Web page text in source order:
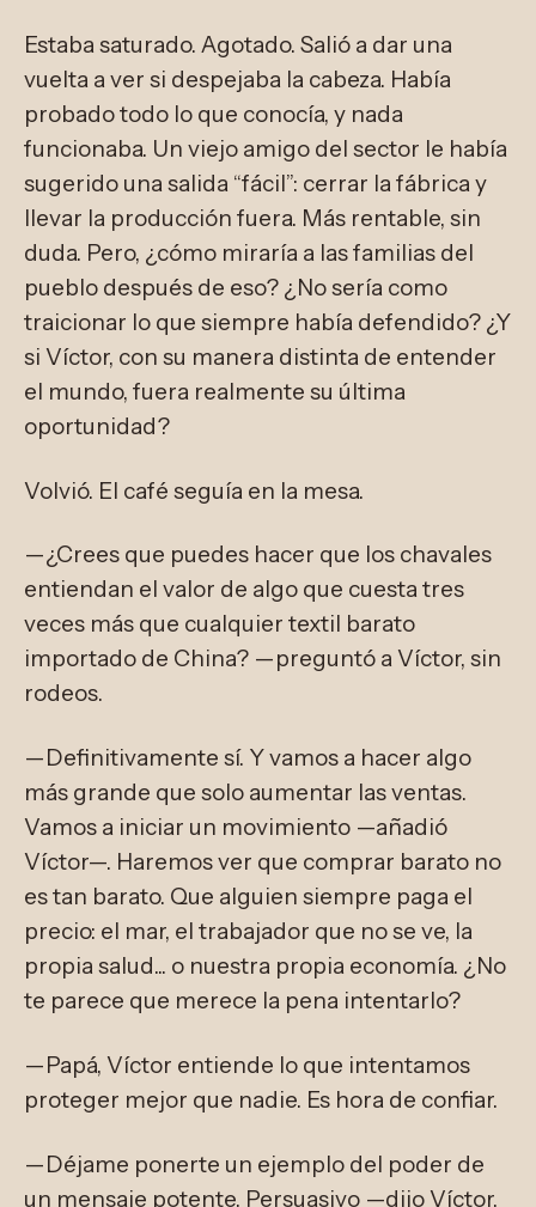
Estaba saturado. Agotado. Salió a dar una
vuelta a ver si despejaba la cabeza. Había
probado todo lo que conocía, y nada
funcionaba. Un viejo amigo del sector le había
sugerido una salida “fácil”: cerrar la fábrica y
llevar la producción fuera. Más rentable, sin
duda. Pero, ¿cómo miraría a las familias del
pueblo después de eso? ¿No sería como
traicionar lo que siempre había defendido? ¿Y
si Víctor, con su manera distinta de entender
el mundo, fuera realmente su última
oportunidad?
Volvió. El café seguía en la mesa.
—¿Crees que puedes hacer que los chavales
entiendan el valor de algo que cuesta tres
veces más que cualquier textil barato
importado de China? —preguntó a Víctor, sin
rodeos.
—Definitivamente sí. Y vamos a hacer algo
más grande que solo aumentar las ventas.
Vamos a iniciar un movimiento —añadió
Víctor—. Haremos ver que comprar barato no
es tan barato. Que alguien siempre paga el
precio: el mar, el trabajador que no se ve, la
propia salud... o nuestra propia economía. ¿No
te parece que merece la pena intentarlo?
—Papá, Víctor entiende lo que intentamos
proteger mejor que nadie. Es hora de confiar.
—Déjame ponerte un ejemplo del poder de
un mensaje potente. Persuasivo —dijo Víctor,